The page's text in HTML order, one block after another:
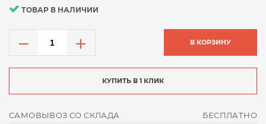
ТОВАР В НАЛИЧИИ
В КОРЗИНУ
КУПИТЬ В 1 КЛИК
САМОВЫВОЗ СО СКЛАДА
БЕСПЛАТНО